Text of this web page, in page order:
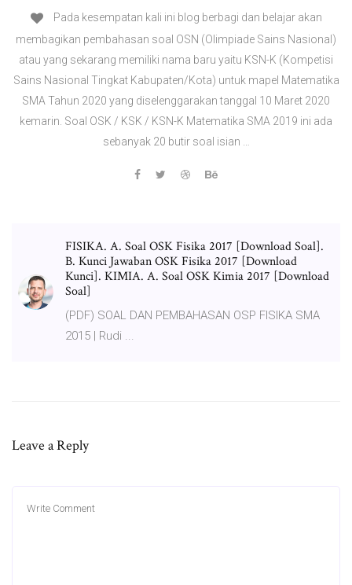
Pada kesempatan kali ini blog berbagi dan belajar akan
membagikan pembahasan soal OSN (Olimpiade Sains Nasional)
atau yang sekarang memiliki nama baru yaitu KSN-K (Kompetisi
Sains Nasional Tingkat Kabupaten/Kota) untuk mapel Matematika
SMA Tahun 2020 yang diselenggarakan tanggal 10 Maret 2020
kemarin. Soal OSK / KSK / KSN-K Matematika SMA 2019 ini ada
sebanyak 20 butir soal isian …
FISIKA. A. Soal OSK Fisika 2017 [Download Soal].
B. Kunci Jawaban OSK Fisika 2017 [Download
Kunci]. KIMIA. A. Soal OSK Kimia 2017 [Download
Soal]
(PDF) SOAL DAN PEMBAHASAN OSP FISIKA SMA
2015 | Rudi ...
Leave a Reply